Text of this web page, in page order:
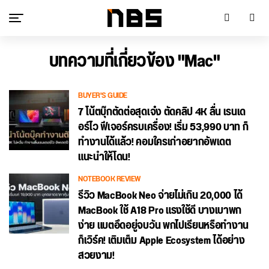
บทความที่เกี่ยวข้อง "Mac"
BUYER'S GUIDE
7 โน้ตบุ๊กตัดต่อสุดเจ๋ง ตัดคลิป 4K ลื่น เรนเด
อร์ไว ฟีเจอร์ครบเครื่อง! เริ่ม 53,990 บาท ก็
ทำงานได้แล้ว! คอมใครเก่าอยากอัพเดต
แนะนำให้โดน!
NOTEBOOK REVIEW
รีวิว MacBook Neo จ่ายไม่เกิน 20,000 ได้
MacBook ใช้ A18 Pro แรงใช้ดี บางเบาพก
ง่าย แบตอึดอยู่จบวัน พกไปเรียนหรือทำงาน
ก็เวิร์ค! เติมเต็ม Apple Ecosystem ได้อย่าง
สวยงาม!